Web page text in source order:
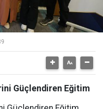
Güçlendiren Eğitim